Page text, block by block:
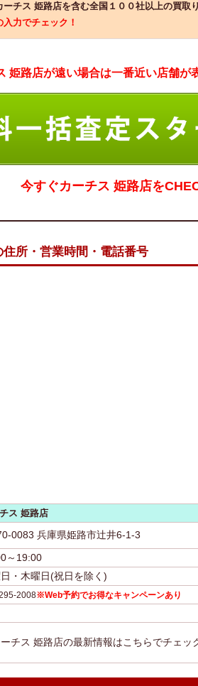
ーチス 姫路店を含む全国１００社以上の買取
入力でチェック！
姫路店が遠い場合は一番近い店舗が
今すぐカーチス 姫路店を
所・営業時間・電話番号
ス 姫路店
0083 兵庫県姫路市辻井6-1-3
～19:00
・木曜日(祝日を除く)
2008※Web予約でお得なキャンペーンあり
チス 姫路店の最新情報はこちらでチェッ